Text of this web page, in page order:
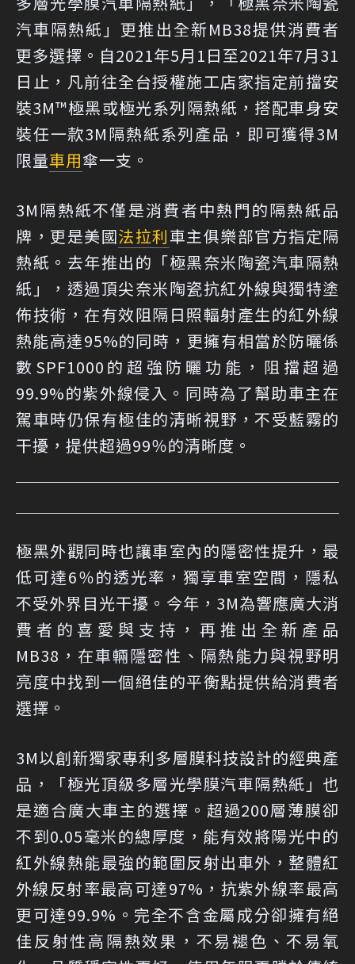
汽車隔熱紙」更推出全新MB38提供消費者
更多選擇。自2021年5月1日至2021年7月31
日止，凡前往全台授權施工店家指定前擋安
裝3M™極黑或極光系列隔熱紙，搭配車身安
裝任一款3M隔熱紙系列產品，即可獲得3M
限量車用傘一支。
3M隔熱紙不僅是消費者中熱門的隔熱紙品
牌，更是美國法拉利車主俱樂部官方指定隔
熱紙。去年推出的「極黑奈米陶瓷汽車隔熱
紙」，透過頂尖奈米陶瓷抗紅外線與獨特塗
佈技術，在有效阻隔日照輻射產生的紅外線
熱能高達95%的同時，更擁有相當於防曬係
數SPF1000的超強防曬功能，阻擋超過
99.9%的紫外線侵入。同時為了幫助車主在
駕車時仍保有極佳的清晰視野，不受藍霧的
干擾，提供超過99％的清晰度。
極黑外觀同時也讓車室內的隱密性提升，最
低可達6％的透光率，獨享車室空間，隱私
不受外界目光干擾。今年，3M為響應廣大消
費者的喜愛與支持，再推出全新產品
MB38，在車輛隱密性、隔熱能力與視野明
亮度中找到一個絕佳的平衡點提供給消費者
選擇。
3M以創新獨家專利多層膜科技設計的經典產
品，「極光頂級多層光學膜汽車隔熱紙」也
是適合廣大車主的選擇。超過200層薄膜卻
不到0.05毫米的總厚度，能有效將陽光中的
紅外線熱能最強的範圍反射出車外，整體紅
外線反射率最高可達97%，抗紫外線率最高
更可達99.9%。完全不含金屬成分卻擁有絕
佳反射性高隔熱效果，不易褪色、不易氧